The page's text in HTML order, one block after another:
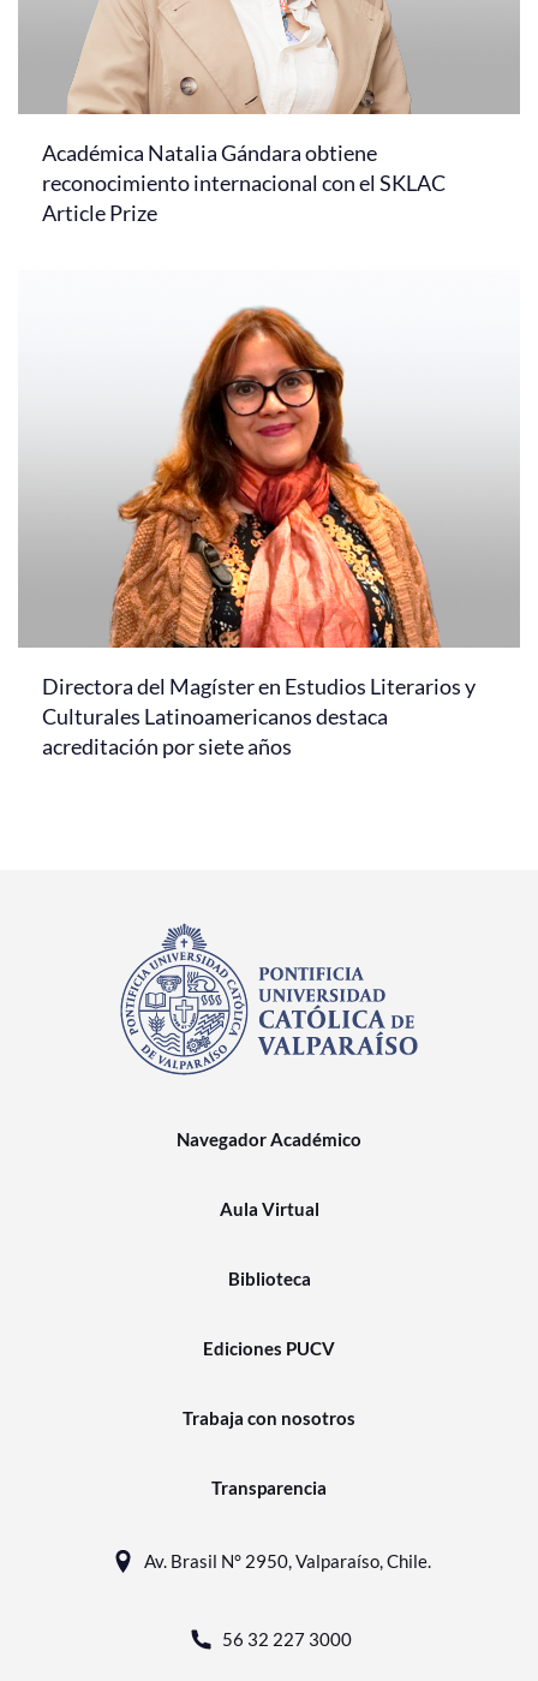
Académica Natalia Gándara obtiene
reconocimiento internacional con el SKLAC
Article Prize
Directora del Magíster en Estudios Literarios y
Culturales Latinoamericanos destaca
acreditación por siete años
Navegador Académico
Aula Virtual
Biblioteca
Ediciones PUCV
Trabaja con nosotros
Transparencia
Av. Brasil N° 2950, Valparaíso, Chile.
56 32 227 3000